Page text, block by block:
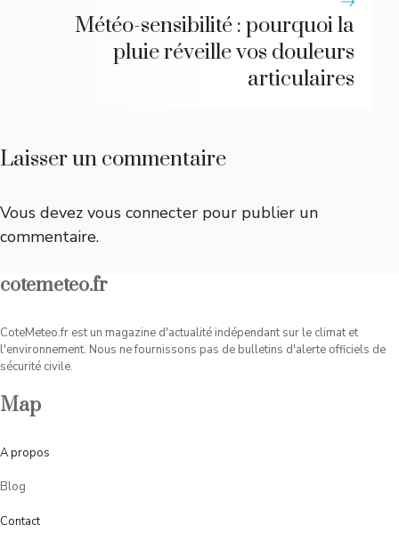
Météo-sensibilité : pourquoi la
pluie réveille vos douleurs
articulaires
Laisser un commentaire
Vous devez vous connecter pour publier un
commentaire.
cotemeteo.fr
CoteMeteo.fr est un magazine d'actualité indépendant sur le climat et
l'environnement. Nous ne fournissons pas de bulletins d'alerte officiels de
sécurité civile.
Map
Apropos
Blog
Contact